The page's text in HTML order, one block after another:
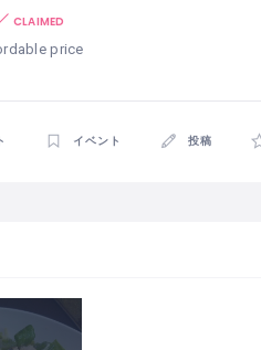
CLAIMED
price
イベント 投稿